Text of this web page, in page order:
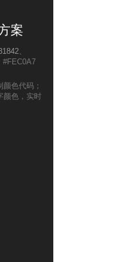
案
、
#FEC0A7
色代码；
颜色，实时